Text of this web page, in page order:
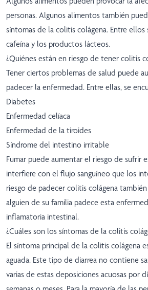
personas. Algunos alimentos también
síntomas de la colitis colágena. Entre ellos
cafeína y los productos lácteos.
¿Quiénes están en riesgo de tener colitis
Tener ciertos problemas de salud puede
padecer la enfermedad. Entre ellas, se
Diabetes
Enfermedad celíaca
Enfermedad de la tiroides
Síndrome del intestino irritable
Fumar puede aumentar el riesgo de sufrir
interfiere con el flujo sanguíneo que los
riesgo de padecer colitis colágena
alguien de su familia padece esta
inflamatoria intestinal.
¿Cuáles son los síntomas de la colitis
El síntoma principal de la colitis colágena
aguada. Este tipo de diarrea no contiene
varias de estas deposiciones acuosas por